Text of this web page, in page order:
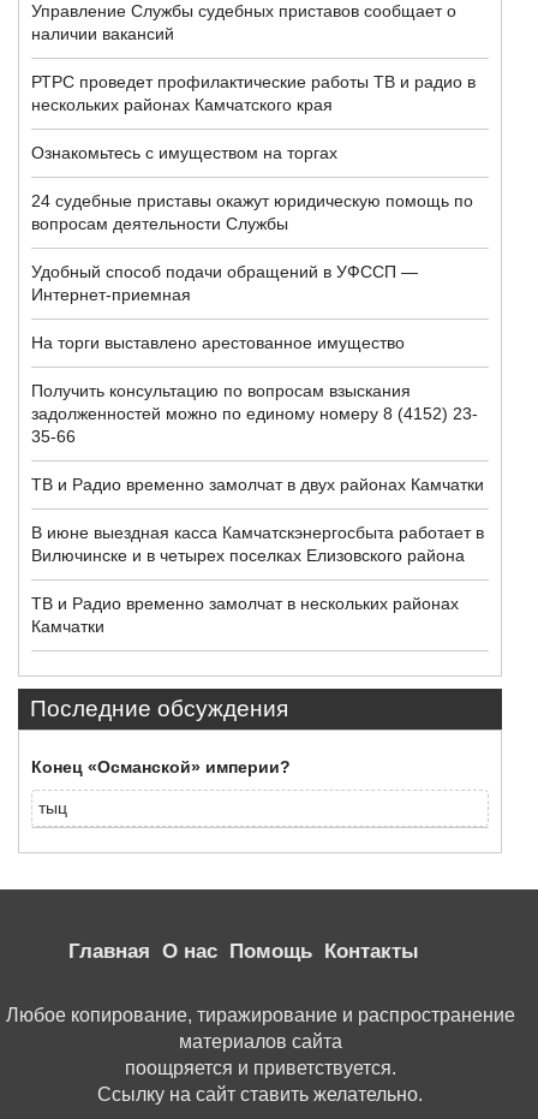
Управление Службы судебных приставов сообщает о
наличии вакансий
РТРС проведет профилактические работы ТВ и радио в
нескольких районах Камчатского края
Ознакомьтесь с имуществом на торгах
24 cудебные приставы окажут юридическую помощь по
вопросам деятельности Службы
Удобный способ подачи обращений в УФССП —
Интернет-приемная
На торги выставлено арестованное имущество
Получить консультацию по вопросам взыскания
задолженностей можно по единому номеру 8 (4152) 23-
35-66
ТВ и Радио временно замолчат в двух районах Камчатки
В июне выездная касса Камчатскэнергосбыта работает в
Вилючинске и в четырех поселках Елизовского района
ТВ и Радио временно замолчат в нескольких районах
Камчатки
Последние обсуждения
Конец «Османской» империи?
тыц
Главная О нас Помощь Контакты
Любое копирование, тиражирование и распространение
материалов сайта
поощряется и приветствуется.
Ссылку на сайт ставить желательно.